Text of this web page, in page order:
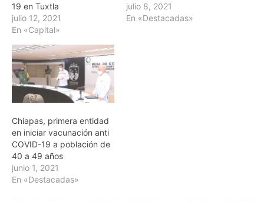
19 en Tuxtla
julio 12, 2021
En «Capital»
julio 8, 2021
En «Destacadas»
Chiapas, primera entidad
en iniciar vacunación anti
COVID-19 a población de
40 a 49 años
junio 1, 2021
En «Destacadas»